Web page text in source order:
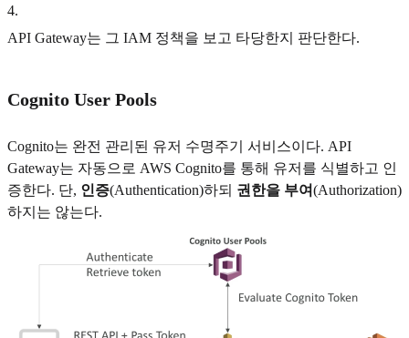
4.
API Gateway는 그 IAM 정책을 보고 타당한지 판단한다.
Cognito User Pools
Cognito는 완전 관리된 유저 수명주기 서비스이다. API
Gateway는 자동으로 AWS Cognito를 통해 유저를 식별하고 인
증한다. 단, 인증(Authentication)하되 권한을 부여(Authorization)
하지는 않는다.